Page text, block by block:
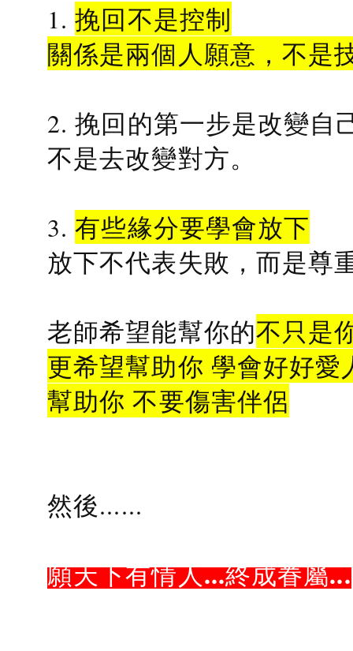
1.挽回不是控制
關係是兩個人願意，不是
2. 挽回的第一步是改變自
不是去改變對方。
3.有些緣分要學會放下
放下不代表失敗，而是尊
老師希望能幫你的不只是
更希望幫助你 學會好好愛
幫助你 不要傷害伴侶
然後......
願天下有情人...終成眷屬...